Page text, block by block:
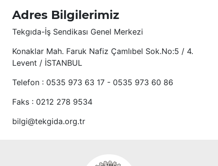
Adres Bilgilerimiz
Tekgıda-İş Sendikası Genel Merkezi
Konaklar Mah. Faruk Nafiz Çamlıbel Sok.No:5 / 4.
Levent / İSTANBUL
Telefon : 0535 973 63 17 - 0535 973 60 86
Faks : 0212 278 9534
bilgi@tekgida.org.tr